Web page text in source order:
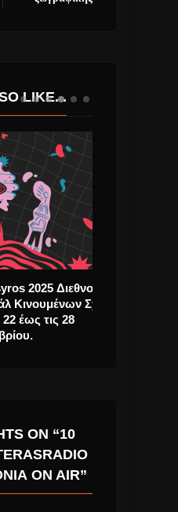
LIKE...
Διεθνούς
Σχεδίων
28
ON “10
ON AIR”